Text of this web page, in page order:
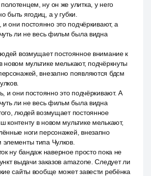
ну он же улитка, у него
быть ягодиц, а у губки.
они постоянно это подчёркивают, а
ли не весь фильм была видна
возмущает постоянное внимание к
новом мультике мелькают, подчёркнуты
внезапно появляются бдсм
и они постоянно это подчёркивают. А
ли не весь фильм была видна
людей возмущает постоянное
контенту в новом мультике мелькают,
ноги персонажей, внезапно
типа Чулков.
ну бандаж наверное просто пока не
выдачи заказов amazone. Следует ли
сайты вообще может завести ребёнка